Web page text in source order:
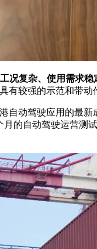
况复杂、使用需求
有较强的示范和带动
动驾驶应用的最
月的自动驾驶运营测